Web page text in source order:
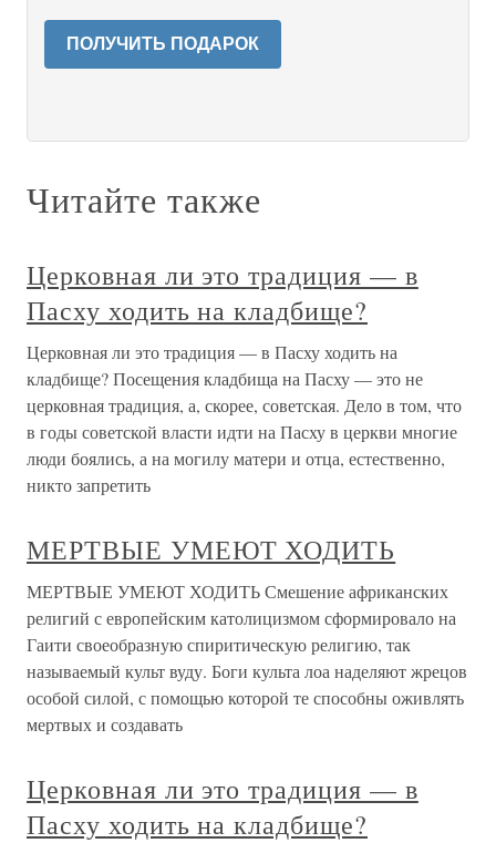
ПОЛУЧИТЬ ПОДАРОК
Читайте также
Церковная ли это традиция — в
Пасху ходить на кладбище?
Церковная ли это традиция — в Пасху ходить на
кладбище? Посещения кладбища на Пасху — это не
церковная традиция, а, скорее, советская. Дело в том, что
в годы советской власти идти на Пасху в церкви многие
люди боялись, а на могилу матери и отца, естественно,
никто запретить
МЕРТВЫЕ УМЕЮТ ХОДИТЬ
МЕРТВЫЕ УМЕЮТ ХОДИТЬ Смешение африканских
религий с европейским католицизмом сформировало на
Гаити своеобразную спиритическую религию, так
называемый культ вуду. Боги культа лоа наделяют жрецов
особой силой, с помощью которой те способны оживлять
мертвых и создавать
Церковная ли это традиция — в
Пасху ходить на кладбище?